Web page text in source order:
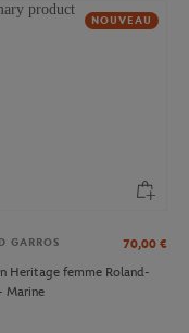
NOUVEAU
GARROS 70,00 €
Heritage femme Roland-
Marine